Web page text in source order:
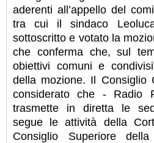
aderenti all’appello del
tra cui il sindaco
sottoscritto e votato la
che conferma che, sul
obiettivi comuni e
della mozione. Il Consiglio
considerato che - Radio
trasmette in diretta le
segue le attività della
Consiglio Superiore